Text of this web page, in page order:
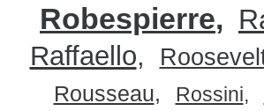
Robespierre
Raffaello
Rousseau Rossini